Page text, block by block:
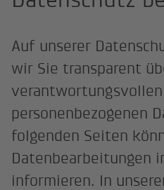
Auf unserer
wir Sie transparent
personenbezogenen
folgenden Seiten
Datenbearbeitungen
informieren. In